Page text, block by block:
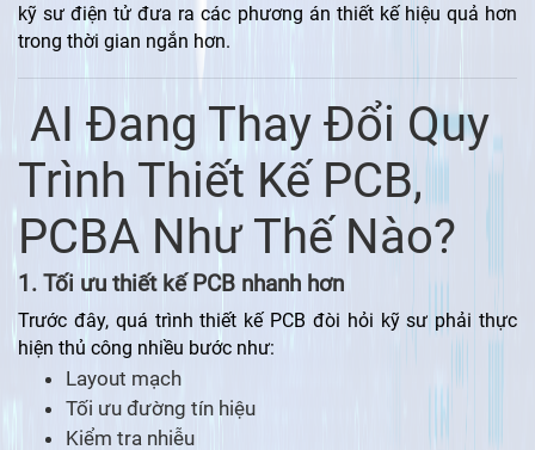
kỹ sư điện tử đưa ra các phương án thiết kế hiệu quả hơn
trong thời gian ngắn hơn.
AI Đang Thay Đổi Quy
Trình Thiết Kế PCB,
PCBA Như Thế Nào?
1. Tối ưu thiết kế PCB nhanh hơn
Trước đây, quá trình thiết kế PCB đòi hỏi kỹ sư phải thực
hiện thủ công nhiều bước như:
Layout mạch
Tối ưu đường tín hiệu
Kiểm tra nhiễu